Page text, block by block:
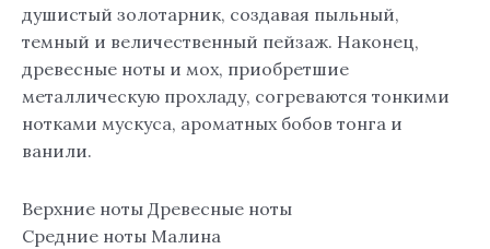
душистый золотарник, создавая пыльный,
темный и величественный пейзаж. Наконец,
древесные ноты и мох, приобретшие
металлическую прохладу, согреваются тонкими
нотками мускуса, ароматных бобов тонга и
ванили.
Верхние ноты Древесные ноты
Средние ноты Малина